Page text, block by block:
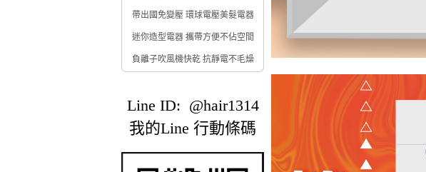
帶出國免變壓 環球電壓美髮電器
迷你造型電器 攜帶方便不佔空間
負離子吹風機快乾 抗靜電不毛燥
Line ID: @hair1314
我的Line 行動條碼